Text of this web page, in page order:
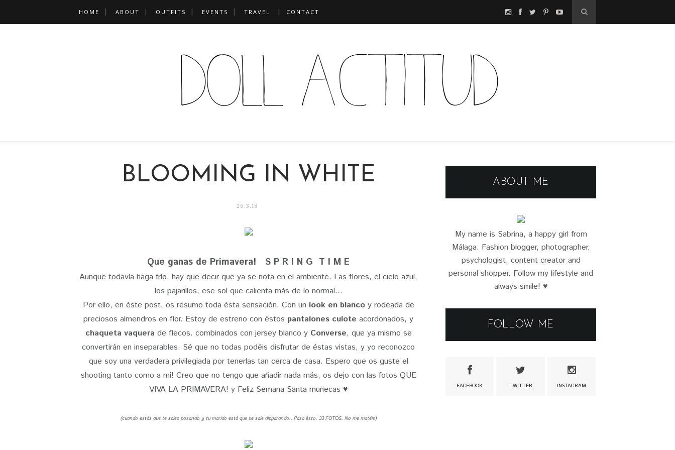
HOME ABOUT OUTFITS EVENTS TRAVEL CONTACT
BLOOMING IN WHITE
26.3.18
Que ganas de Primavera! S P R I N G T I M E
Aunque todavía haga frío, hay que decir que ya se nota en el ambiente. Las flores, el cielo azul,
los pajarillos, ese sol que calienta más de lo normal...
Por ello, en éste post, os resumo toda ésta sensación. Con un look en blanco y rodeada de
preciosos almendros en flor. Estoy de estreno con éstos pantalones culote acordonados, y
chaqueta vaquera de flecos. combinados con jersey blanco y Converse, que ya mismo se
convertirán en inseparables. Sé que no todas podéis disfrutar de éstas vistas, y yo reconozco
que soy una verdadera privilegiada por tenerlas tan cerca de casa. Espero que os guste el
shooting tanto como a mi! Creo que no tengo que añadir nada más, os dejo con las fotos QUE
VIVA LA PRIMAVERA! y Feliz Semana Santa muñecas ♥
(cuando estás que te sales posando y tu marido está que se sale disparando.. Pasa ésto. 33 FOTOS. No me matéis)
ABOUT ME
My name is Sabrina, a happy girl from
Málaga. Fashion blogger, photographer,
psychologist, content creator and
personal shopper. Follow my lifestyle and
always smile! ♥
FOLLOW ME
FACEBOOK TWITTER INSTAGRAM